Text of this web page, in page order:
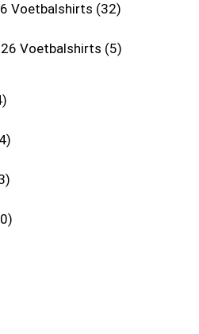
Voetbalshirts 32
Voetbalshirts 5